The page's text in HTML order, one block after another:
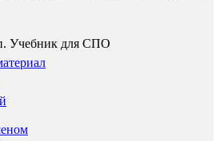
Учебник для СПО